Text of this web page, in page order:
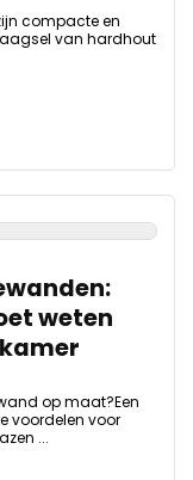
compacte en
van hardhout
weten
op maat?Een
voordelen voor
...